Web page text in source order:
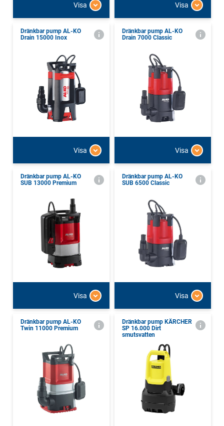
Visa Visa
Dränkbar pump AL-KO
Drain 15000 Inox
Visa
Dränkbar pump AL-KO
Drain 7000 Classic
Visa
Dränkbar pump AL-KO
SUB 13000 Premium
Visa
Dränkbar pump AL-KO
SUB 6500 Classic
Visa
Dränkbar pump AL-KO
Twin 11000 Premium
Dränkbar pump KÄRCHER
SP 16.000 Dirt
smutsvatten